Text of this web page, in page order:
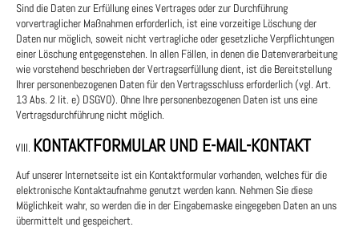
Sind die Daten zur Erfüllung eines Vertrages oder zur Durchführung
vorvertraglicher Maßnahmen erforderlich, ist eine vorzeitige Löschung der
Daten nur möglich, soweit nicht vertragliche oder gesetzliche Verpflichtungen
einer Löschung entgegenstehen. In allen Fällen, in denen die Datenverarbeitung
wie vorstehend beschrieben der Vertragserfüllung dient, ist die Bereitstellung
Ihrer personenbezogenen Daten für den Vertragsschluss erforderlich (vgl. Art.
13 Abs. 2 lit. e) DSGVO). Ohne Ihre personenbezogenen Daten ist uns eine
Vertragsdurchführung nicht möglich.
KONTAKTFORMULAR UND E-MAIL-KONTAKT
Auf unserer Internetseite ist ein Kontaktformular vorhanden, welches für die
elektronische Kontaktaufnahme genutzt werden kann. Nehmen Sie diese
Möglichkeit wahr, so werden die in der Eingabemaske eingegeben Daten an uns
übermittelt und gespeichert.